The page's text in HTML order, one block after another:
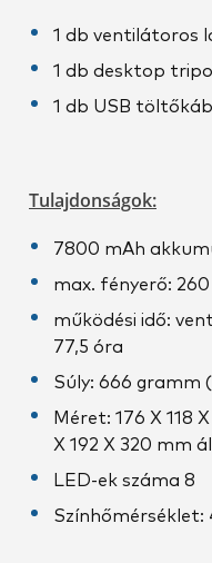
1 db ventilátoros
1 db desktop
1 db USB
Tulajdonságok:
7800 mAh
max. fényerő:
működési idő:
77,5 óra
Súly: 666 gramm
Méret: 176 X 118
X 192 X 320 mm
LED-ek száma 8
Színhőmérséklet: